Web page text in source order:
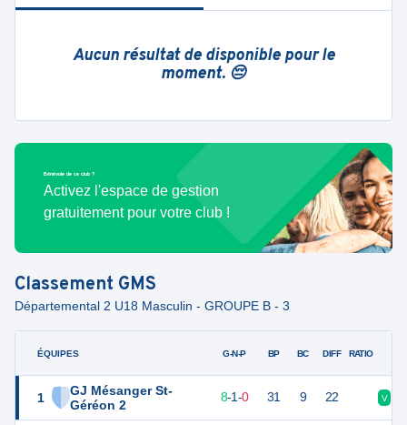
Aucun résultat de disponible pour le
moment. 😔
Bénévole de ce club ?
Activez l'espace de gestion
gratuitement pour votre club !
Classement GMS
Départemental 2 U18 Masculin - GROUPE B - 3
ÉQUIPES
1
GJ Mésanger St-
Géréon 2
G-N-P BP BC DIFF RATIO
25 8-1-0 31 9 22 V